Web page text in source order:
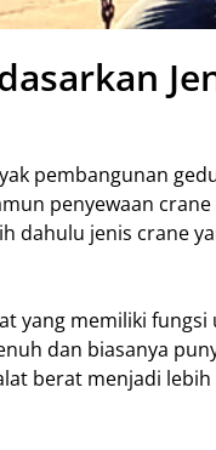
pembangunan
penyewaan
dahulu jenis crane
yang memiliki
dan biasanya
berat menjadi